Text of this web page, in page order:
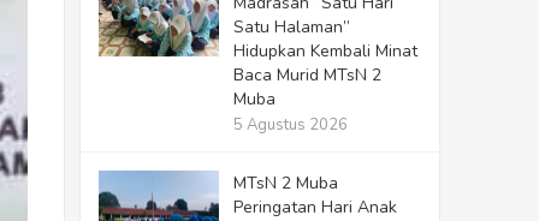
Satu Halaman”
Hidupkan Kembali Minat
Baca Murid MTsN 2
Muba
5 Agustus 2026
MTsN 2 Muba
Peringatan Hari Anak